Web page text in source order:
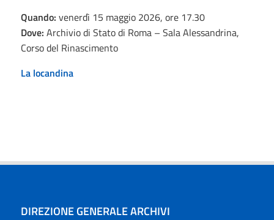
Quando: venerdì 15 maggio 2026, ore 17.30
Dove: Archivio di Stato di Roma – Sala Alessandrina,
Corso del Rinascimento
La locandina
DIREZIONE GENERALE ARCHIVI